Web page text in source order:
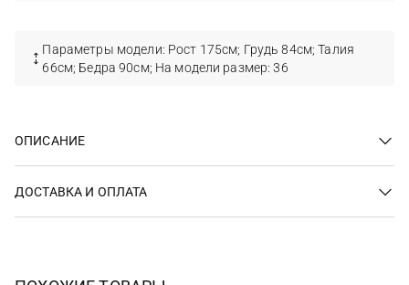
Параметры модели: Рост 175см; Грудь 84см; Талия
66см; Бедра 90см; На модели размер: 36
ОПИСАНИЕ
ДОСТАВКА И ОПЛАТА